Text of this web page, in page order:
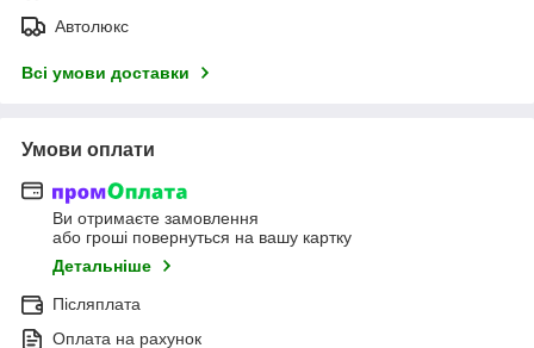
Автолюкс
Всі умови доставки
Умови оплати
Ви отримаєте замовлення
або гроші повернуться на вашу картку
Детальніше
Післяплата
Оплата на рахунок